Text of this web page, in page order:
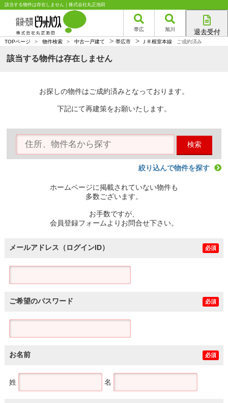
該当する物件は存在しません｜株式会社丸正池田
帯広 旭川 退去受付
帯広店
TOPページ > 物件検索 > 中古一戸建て > 帯広市 > ＪＲ根室本線 ご成約済み
該当する物件は存在しません
お探しの物件はご成約済みとなっております。
下記にて再建策をお願いたします。
検索
絞り込んで物件を探す
ホームページに掲載されていない物件も
多数ございます。
お手数ですが、
会員登録フォームよりお問合せ下さい。
メールアドレス（ログインID） 必須
ご希望のパスワード 必須
お名前 必須
姓 名